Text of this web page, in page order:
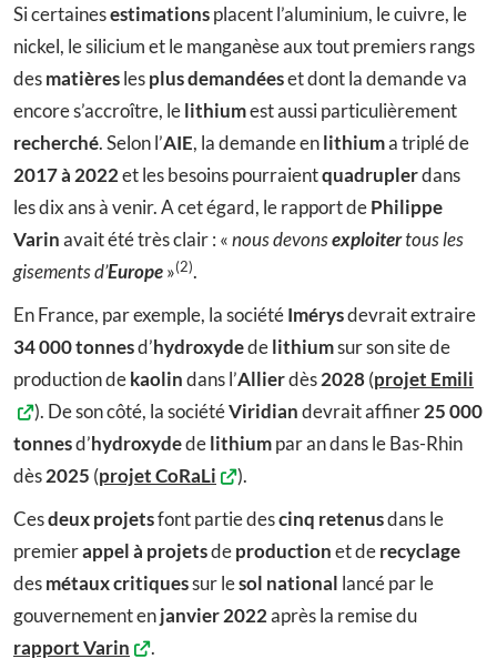
Si certainesestimationsplacent l’aluminium, le cuivre, le
nickel, le silicium et le manganèse aux tout premiers rangs
desmatièreslesplus demandéeset dont la demande va
encore s’accroître, lelithiumest aussi particulièrement
recherché. Selon l’AIE, la demande enlithiuma triplé de
2017 à 2022et les besoins pourraientquadruplerdans
les dix ans à venir. A cet égard, le rapport dePhilippe
Varinavait été très clair : «nous devonsexploitertous les
gisements d’Europe»(2).
En France, par exemple, la sociétéImérysdevrait extraire
34 000 tonnesd’hydroxydedelithiumsur son site de
production dekaolindans l’Allierdès2028(projet Emili
). De son côté, la sociétéViridiandevrait affiner25 000
tonnesd’hydroxydedelithiumpar an dans le Bas-Rhin
dès2025 (projet CoRaLi
).
Cesdeux projetsfont partie descinq retenusdans le
premierappel à projetsdeproductionet derecyclage
desmétaux critiquessur lesol national lancé par le
gouvernement enjanvier 2022après la remise du
rapport Varin
.